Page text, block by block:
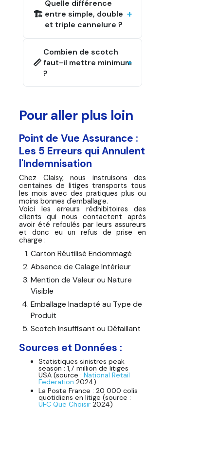
🏗️
Quelle différence
entre simple, double
et triple cannelure ?
📏
Combien de scotch
faut-il mettre minimum
?
Pour aller plus loin
Point de Vue Assurance :
Les 5 Erreurs qui Annulent
l'Indemnisation
Chez Claisy, nous instruisons des
centaines de litiges transports tous
les mois avec des pratiques plus ou
moins bonnes d'emballage.
Voici les erreurs rédhibitoires des
clients qui nous contactent après
avoir été refoulés par leurs assureurs
et donc eu un refus de prise en
charge :
Carton Réutilisé Endommagé
Absence de Calage Intérieur
Mention de Valeur ou Nature
Visible
Emballage Inadapté au Type de
Produit
Scotch Insuffisant ou Défaillant
Sources et Données :
Statistiques sinistres peak
season : 1,7 million de litiges
USA (source : National Retail
Federation 2024)
La Poste France : 20 000 colis
quotidiens en litige (source :
UFC Que Choisir 2024)